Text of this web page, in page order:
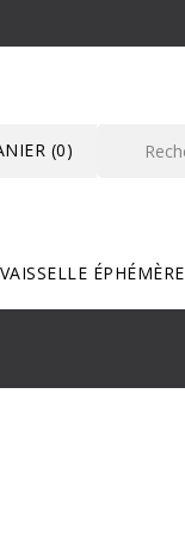
(0)
VAISSELLE ÉPHÉMÈRE